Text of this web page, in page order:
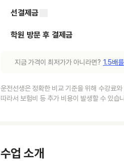
선결제금
학원 방문 후 결제금
지금 가격이 최저가가 아니라면? 1.5배
운전선생은 정확한 비교 기준을 위해 수강료
따라서 보험비 등 추가 비용이 발생할 수 있습
수업 소개